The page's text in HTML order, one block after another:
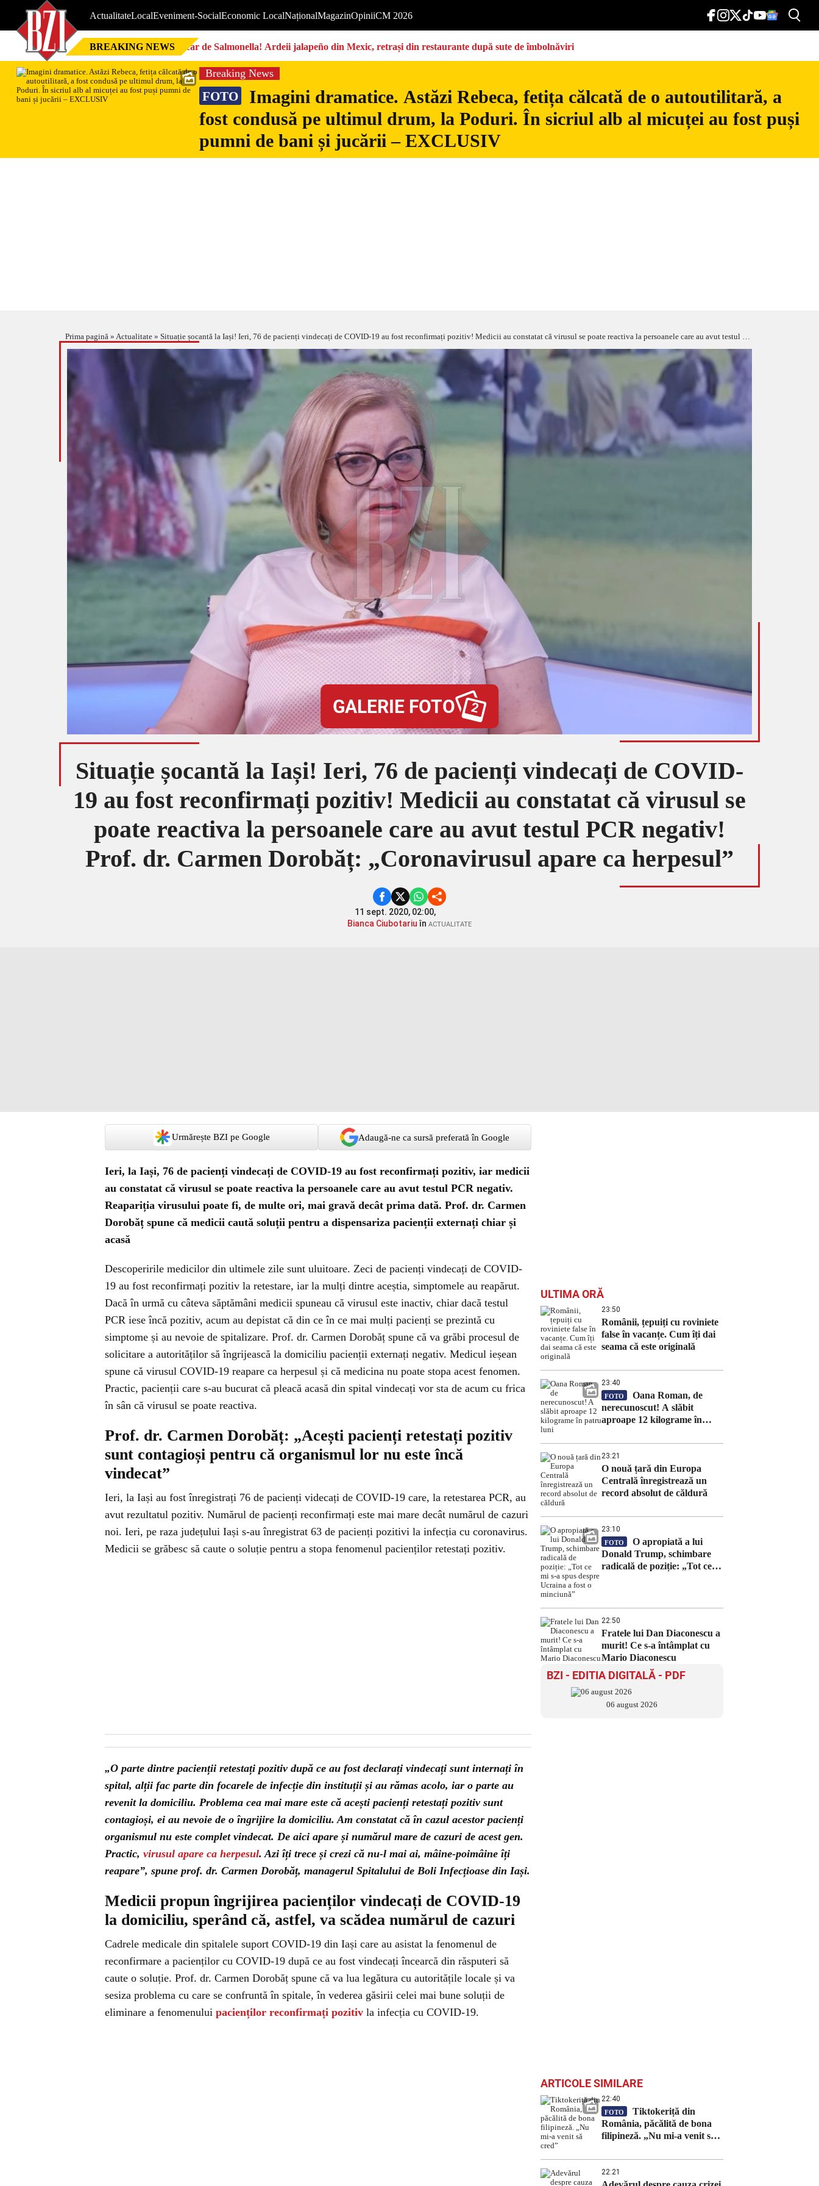
ActualitateLocalEveniment-SocialEconomic LocalNaționalMagazinOpiniiCM 2026
BREAKING NEWS Focar de Salmonella! Ardeii jalapeño din Mexic, retrași din restaurante după sute de îmbolnăviri
Breaking News
FOTO
Imagini dramatice. Astăzi Rebeca, fetița călcată de o autoutilitară, a
fost condusă pe ultimul drum, la Poduri. În sicriul alb al micuței au fost puși
pumni de bani și jucării – EXCLUSIV
Prima pagină » Actualitate » Situație șocantă la Iași! Ieri, 76 de pacienți vindecați de COVID-19 au fost reconfirmați pozitiv! Medicii au constatat că virusul se poate reactiva la persoanele care au avut testul PCR negativ! Prof. dr. Carmen Dorobăț: „Coronavirusul apare ca herpesul”
GALERIE FOTO 2
Situație șocantă la Iași! Ieri, 76 de pacienți vindecați de COVID-
19 au fost reconfirmați pozitiv! Medicii au constatat că virusul se
poate reactiva la persoanele care au avut testul PCR negativ!
Prof. dr. Carmen Dorobăț: „Coronavirusul apare ca herpesul”
11 sept. 2020, 02:00,
Bianca Ciubotariuîn ACTUALITATE
Urmărește BZI pe Google Adaugă-ne ca sursă preferată în Google
Ieri, la Iași, 76 de pacienți vindecați de COVID-19 au fost reconfirmați pozitiv, iar medicii
au constatat că virusul se poate reactiva la persoanele care au avut testul PCR negativ.
Reapariția virusului poate fi, de multe ori, mai gravă decât prima dată. Prof. dr. Carmen
Dorobăț spune că medicii caută soluții pentru a dispensariza pacienții externați chiar și
acasă
Descoperirile medicilor din ultimele zile sunt uluitoare. Zeci de pacienți vindecați de COVID-
19 au fost reconfirmați pozitiv la retestare, iar la mulți dintre aceștia, simptomele au reapărut.
Dacă în urmă cu câteva săptămâni medicii spuneau că virusul este inactiv, chiar dacă testul
PCR iese încă pozitiv, acum au depistat că din ce în ce mai mulți pacienți se prezintă cu
simptome și au nevoie de spitalizare. Prof. dr. Carmen Dorobăț spune că va grăbi procesul de
solicitare a autorităților să îngrijească la domiciliu pacienții externați negativ. Medicul ieșean
spune că virusul COVID-19 reapare ca herpesul și că medicina nu poate stopa acest fenomen.
Practic, pacienții care s-au bucurat că pleacă acasă din spital vindecați vor sta de acum cu frica
în sân că virusul se poate reactiva.
Prof. dr. Carmen Dorobăț: „Acești pacienți retestați pozitiv
sunt contagioși pentru că organismul lor nu este încă
vindecat”
Ieri, la Iași au fost înregistrați 76 de pacienți videcați de COVID-19 care, la retestarea PCR, au
avut rezultatul pozitiv. Numărul de pacienți reconfirmați este mai mare decât numărul de cazuri
noi. Ieri, pe raza județului Iași s-au înregistrat 63 de pacienți pozitivi la infecția cu coronavirus.
Medicii se grăbesc să caute o soluție pentru a stopa fenomenul pacienților retestați pozitiv.
„O parte dintre pacienții retestați pozitiv după ce au fost declarați vindecați sunt internați în
spital, alții fac parte din focarele de infecție din instituții și au rămas acolo, iar o parte au
revenit la domiciliu. Problema cea mai mare este că acești pacienți retestați pozitiv sunt
contagioși, ei au nevoie de o îngrijire la domiciliu. Am constatat că în cazul acestor pacienți
organismul nu este complet vindecat. De aici apare și numărul mare de cazuri de acest gen.
Practic, virusul apare ca herpesul. Azi îți trece și crezi că nu-l mai ai, mâine-poimâine îți
reapare”, spune prof. dr. Carmen Dorobăț, managerul Spitalului de Boli Infecțioase din Iași.
Medicii propun îngrijirea pacienților vindecați de COVID-19
la domiciliu, sperând că, astfel, va scădea numărul de cazuri
Cadrele medicale din spitalele suport COVID-19 din Iași care au asistat la fenomenul de
reconfirmare a pacienților cu COVID-19 după ce au fost vindecați încearcă din răsputeri să
caute o soluție. Prof. dr. Carmen Dorobăț spune că va lua legătura cu autoritățile locale și va
sesiza problema cu care se confruntă în spitale, în vederea găsirii celei mai bune soluții de
eliminare a fenomenului pacienților reconfirmați pozitiv la infecția cu COVID-19.
ULTIMA ORĂ
23:50
Românii, țepuiți cu roviniete
false în vacanțe. Cum îți dai
seama că este originală
23:40
FOTO
Oana Roman, de
nerecunoscut! A slăbit
aproape 12 kilograme în
23:21
O nouă țară din Europa
Centrală înregistrează un
record absolut de căldură
23:10
FOTO
O apropiată a lui
Donald Trump, schimbare
radicală de poziție: „Tot ce
22:50
Fratele lui Dan Diaconescu a
murit! Ce s-a întâmplat cu
Mario Diaconescu
BZI - EDITIA DIGITALĂ - PDF
06 august 2026
ARTICOLE SIMILARE
22:40
FOTO
Tiktokeriță din
România, păcălită de bona
filipineză. „Nu mi-a venit să
22:21